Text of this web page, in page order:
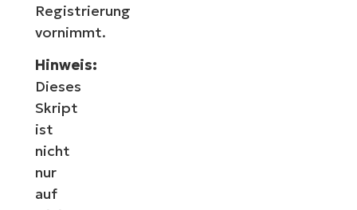
Registrierung
vornimmt.
Hinweis:
Dieses
Skript
ist
nicht
nur
auf